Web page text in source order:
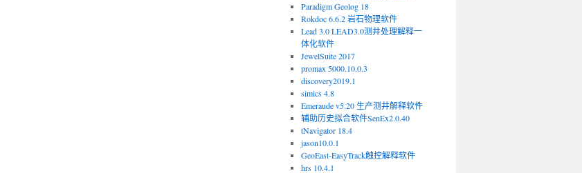
Paradigm Geolog 18
Rokdoc 6.6.2 岩石物理软件
Lead 3.0 LEAD3.0测井处理解释一
体化软件
JewelSuite 2017
promax 5000.10.0.3
discovery2019.1
simics 4.8
Emeraude v5.20 生产测井解释软件
辅助历史拟合软件SenEx2.0.40
tNavigator 18.4
jason10.0.1
GeoEast-EasyTrack触控解释软件
hrs 10.4.1